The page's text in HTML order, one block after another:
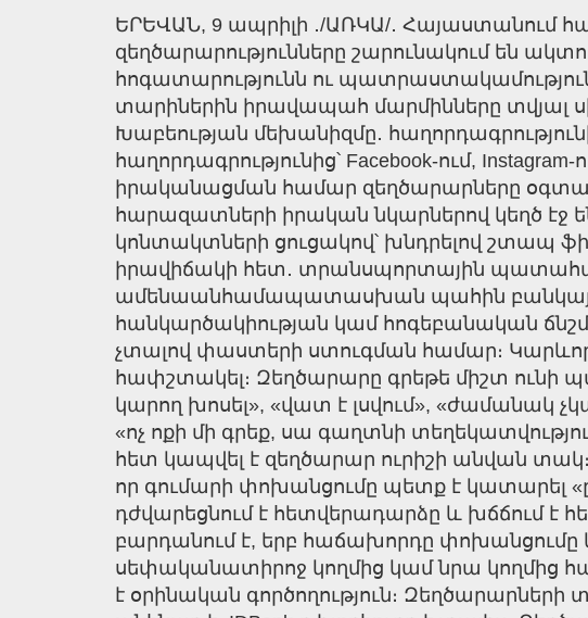
ԵՐԵՎԱՆ, 9 ապրիլի ․/ԱՌԿԱ/․ Հայաստանում
զեղծարարությունները շարունակում են
հոգատարությունն ու
տարիներին իրավապահ մարմինները տվյալ
Խաբեության մեխանիզմը․
հաղորդագրությունից՝ Facebook-ում,
իրականացման համար զեղծարարները
հարազատների իրական նկարներով կեղծ էջ
կոնտակտների ցուցակով՝ խնդրելով շտապ
իրավիճակի հետ․ տրանսպորտային
ամենաանհամապատասխան պահին բանկային
հանկարծակիության կամ հոգեբանական
չտալով փաստերի ստուգման համար։ Կարևոր
հափշտակել։ Զեղծարարը գրեթե միշտ ունի
կարող խոսել», «վատ է լսվում», «ժամանակ
«ոչ ոքի մի գրեք, սա գաղտնի
հետ կապվել է զեղծարար ուրիշի անվան տակ։
որ գումարի փոխանցումը պետք է կատարել
դժվարեցնում է հետվերադարձը և խճճում է
բարդանում է, երբ հաճախորդը փոխանցումը
սեփականատիրոջ կողմից կամ նրա կողմից
է օրինական գործողություն։